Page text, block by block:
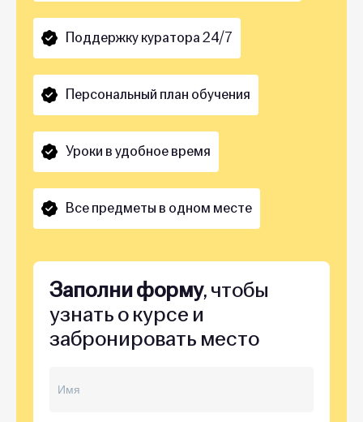
Поддержку куратора 24/7
Персональный план обучения
Уроки в удобное время
Все предметы в одном месте
Заполни форму, чтобы
узнать о курсе и
забронировать место